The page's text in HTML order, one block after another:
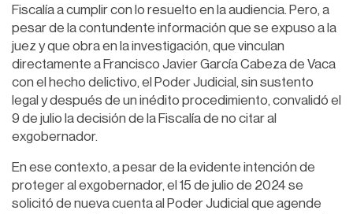
Fiscalía a cumplir con lo resuelto en la audiencia. Pero, a
pesar de la contundente información que se expuso a la
juez y que obra en la investigación, que vinculan
directamente a Francisco Javier García Cabeza de Vaca
con el hecho delictivo, el Poder Judicial, sin sustento
legal y después de un inédito procedimiento, convalidó el
9 de julio la decisión de la Fiscalía de no citar al
exgobernador.
En ese contexto, a pesar de la evidente intención de
proteger al exgobernador, el 15 de julio de 2024 se
solicitó de nueva cuenta al Poder Judicial que agende